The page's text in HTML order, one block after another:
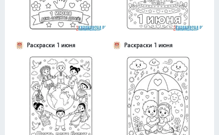
Раскраски 1 июня Раскраски 1 июня